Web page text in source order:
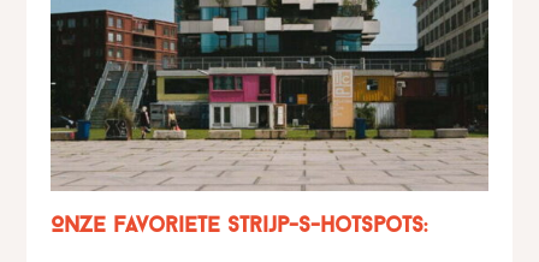
Onze favoriete Strijp-S-hotspots: